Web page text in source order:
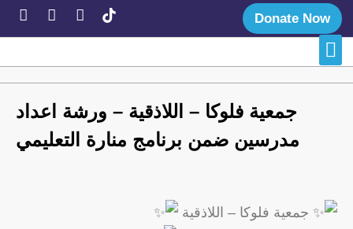
Donate Now
جمعية فلوكا – اللاذقية – ورشة اعداد
مدرسين ضمن برنامج منارة التعليمي
جمعية فلوكا – اللاذقية